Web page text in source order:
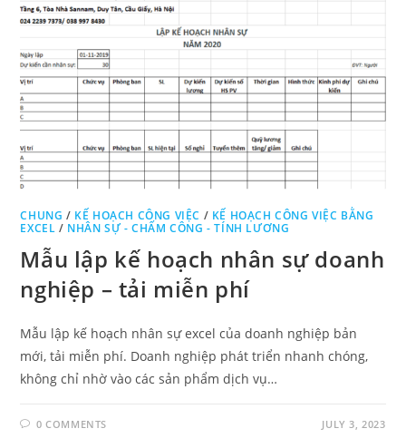
CHUNG / KẾ HOẠCH CÔNG VIỆC / KẾ HOẠCH CÔNG VIỆC BẰNG
EXCEL / NHÂN SỰ - CHẤM CÔNG - TÍNH LƯƠNG
Mẫu lập kế hoạch nhân sự doanh
nghiệp – tải miễn phí
Mẫu lập kế hoạch nhân sự excel của doanh nghiệp bản
mới, tải miễn phí. Doanh nghiệp phát triển nhanh chóng,
không chỉ nhờ vào các sản phẩm dịch vụ…
0 COMMENTS JULY 3, 2023